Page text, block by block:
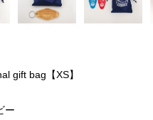
gift bag【XS】
ー